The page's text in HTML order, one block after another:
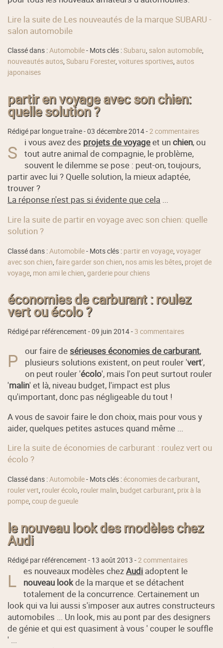
Lire la suite de Les nouveautés de la marque SUBARU -
salon automobile
Classé dans :Automobile- Mots clés :Subaru, salon automobile,
nouveautés autos,Subaru Forester,voitures sportives, autos
japonaises
partir en voyage avec son chien:
quelle solution ?
Rédigé par longue traîne -03 décembre 2014-2 commentaires
S i vous avez des projets de voyageet unchien, ou
tout autre animal de compagnie, le problème,
souvent le dilemme se pose : peut-on, toujours,
partir avec lui ? Quelle solution, la mieux adaptée,
trouver ?
La réponse n'est pas si évidente que cela ...
Lire la suite de partir en voyage avec son chien: quelle
solution ?
Classé dans :Automobile- Mots clés : partir en voyage ,voyager
avec son chien ,faire garder son chien nos amis les bêtes projet de
voyage mon ami le chien ,garderie pour chiens
économies de carburant : roulez
vert ou écolo ?
Rédigé par référencement -09 juin 2014- 3 commentaires
P our faire de sérieuses économies de carburant,
plusieurs solutions existent, on peut rouler 'vert',
on peut rouler 'écolo', mais l'on peut surtout rouler
'malin' et là, niveau budget, l'impact est plus
qu'important, donc pas négligeable du tout !
A vous de savoir faire le don choix, mais pour vous y
aider, quelques petites astuces quand même ...
Lire la suite de économies de carburant : roulez vert ou
écolo ?
Classé dans :Automobile- Mots clés :économies de carburant,
rouler vert, rouler écolo, rouler malin, budget carburant, prix à la
pompe,coup de gueule
le nouveau look des modèles chez
Audi
Rédigé par référencement - 13 août 2013 -2 commentaires
L es nouveaux modèles chezAudi adoptent le
nouveau lookde la marque et se détachent
totalement de la concurrence. Certainement un
look qui va lui aussi s'imposer aux autres constructeurs
automobiles ... Un look, mis au pont par des designers
de génie et qui est quasiment à vous ' couper le souffle
' ...